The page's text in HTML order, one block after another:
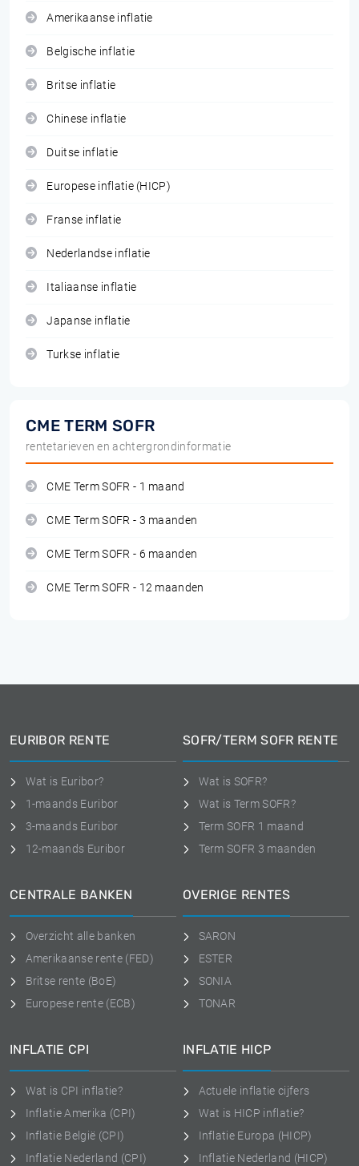
Amerikaanse inflatie
Belgische inflatie
Britse inflatie
Chinese inflatie
Duitse inflatie
Europese inflatie (HICP)
Franse inflatie
Nederlandse inflatie
Italiaanse inflatie
Japanse inflatie
Turkse inflatie
CME TERM SOFR
rentetarieven en achtergrondinformatie
CME Term SOFR - 1 maand
CME Term SOFR - 3 maanden
CME Term SOFR - 6 maanden
CME Term SOFR - 12 maanden
EURIBOR RENTE
Wat is Euribor?
1-maands Euribor
3-maands Euribor
12-maands Euribor
SOFR/TERM SOFR RENTE
Wat is SOFR?
Wat is Term SOFR?
Term SOFR 1 maand
Term SOFR 3 maanden
CENTRALE BANKEN
Overzicht alle banken
Amerikaanse rente (FED)
Britse rente (BoE)
Europese rente (ECB)
OVERIGE RENTES
SARON
ESTER
SONIA
TONAR
INFLATIE CPI
Wat is CPI inflatie?
Inflatie Amerika (CPI)
Inflatie België (CPI)
Inflatie Nederland (CPI)
INFLATIE HICP
Actuele inflatie cijfers
Wat is HICP inflatie?
Inflatie Europa (HICP)
Inflatie Nederland (HICP)